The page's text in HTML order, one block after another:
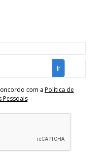
com a Política de
Pessoais